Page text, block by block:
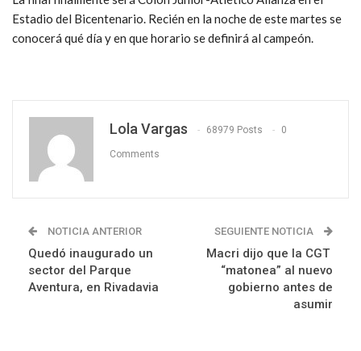
Estadio del Bicentenario. Recién en la noche de este martes se
conocerá qué día y en que horario se definirá al campeón.
Lola Vargas 68979 Posts 0
Comments
NOTICIA ANTERIOR
Quedó inaugurado un
sector del Parque
Aventura, en Rivadavia
SEGUIENTE NOTICIA
Macri dijo que la CGT
“matonea” al nuevo
gobierno antes de
asumir